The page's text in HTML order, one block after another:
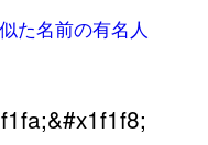
た名前の有名人